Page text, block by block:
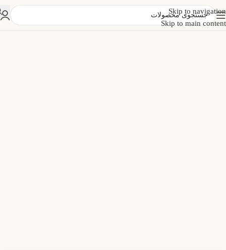
Skip to navigation
Skip to main content
ماکت ماشین ماکت موتور